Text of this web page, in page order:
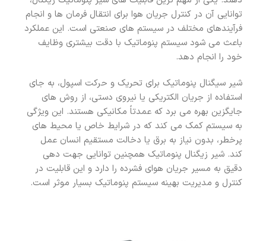
توانایی آن در کنترل جریان هوا برای انتقال فرمان ها و انجام
فرآیندهای مختلف در سیستم های صنعتی است. این عملکرد
باعث می شود سیستم پنوماتیک با دقت بیشتری وظایف
خود را انجام دهد.
شیر سیگنال پنوماتیک برای تحریک و حرکت اسپول، به جای
استفاده از جریان الکتریکی یا نیروی دستی، از روش های
جایگزین بهره می برد که عمدتاً مکانیکی هستند. این ویژگی
به سیستم کمک می کند که در شرایط خاص یا محیط های
پرخطر، بدون نیاز به برق یا دخالت مستقیم انسان عمل
کند. شیر زیگنال پنوماتیک همچنین توانایی جهت دهی
دقیق به مسیر جریان هوای فشرده را دارد و این قابلیت در
کنترل و مدیریت بهینه سیستم پنوماتیک بسیار موثر است.